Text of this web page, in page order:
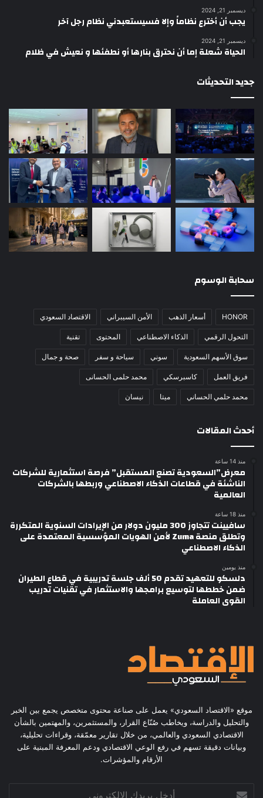
ديسمبر 21, 2024
يجب أن أخترع نظاماً وإلا فسيستعبدني نظام رجل آخر
ديسمبر 21, 2024
الحياة شعلة إما أن نحترق بنارها أو نطفئها و نعيش في ظلام
جديد التحديثات
سحابة الوسوم
HONOR أسعار الذهب الأمن السيبراني الاقتصاد السعودي
التحول الرقمي الذكاء الاصطناعي المحتوى تقنية
سوق الأسهم السعودية سوني سياحة و سفر صحة و جمال
فريق العمل كاسبرسكي محمد حلمى الحسانى
محمد حلمي الحساني ميتا نيسان
أحدث المقالات
منذ 14 ساعة
معرض”السعودية تصنع المستقبل” فرصة استثمارية للشركات
الناشئة في قطاعات الذكاء الاصطناعي وربطها بالشركات
العالمية
منذ 18 ساعة
سافيينت تتجاوز 300 مليون دولار من الإيرادات السنوية المتكررة
وتطلق منصة Zuma لأمن الهويات المؤسسية المعتمدة على
الذكاء الاصطناعي
منذ يومين
دلسكو للتعهيد تقدم 50 ألف جلسة تدريبية في قطاع الطيران
ضمن خططها لتوسيع برامجها والاستثمار في تقنيات تدريب
القوى العاملة
موقع «الاقتصاد السعودي» يعمل على صناعة محتوى متخصص يجمع بين الخبر
والتحليل والدراسة، ويخاطب صُنّاع القرار، والمستثمرين، والمهتمين بالشأن
الاقتصادي السعودي والعالمي، من خلال تقارير معمّقة، وقراءات تحليلية،
وبيانات دقيقة تسهم في رفع الوعي الاقتصادي ودعم المعرفة المبنية على
الأرقام والمؤشرات.